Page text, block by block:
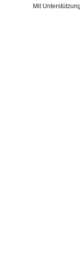
Mit